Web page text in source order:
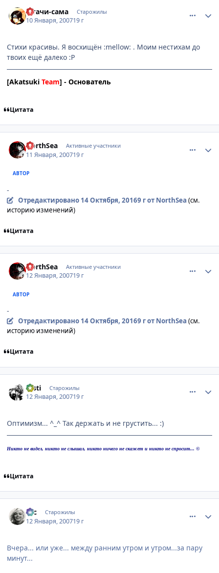
Итачи-сама Старожилы
10 Января, 200719 г
Стихи красивы. Я восхищён :mellow: . Моим нестихам до
твоих ещё далеко :P
[Akatsuki Team] - Основатель
Цитата
NorthSea Активные участники
11 Января, 200719 г
АВТОР
-
Отредактировано 14 Октября, 20169 гот NorthSea (см.
историю изменений)
Цитата
NorthSea Активные участники
12 Января, 200719 г
АВТОР
-
Отредактировано 14 Октября, 20169 гот NorthSea (см.
историю изменений)
Цитата
msti Старожилы
12 Января, 200719 г
Оптимизм... ^_^ Так держать и не грустить... :)
Никто не видел, никто не слышал, никто ничего не скажет и никто не спросит... ©
Цитата
asc Старожилы
12 Января, 200719 г
Вчера... или уже... между ранним утром и утром...за пару
минут...